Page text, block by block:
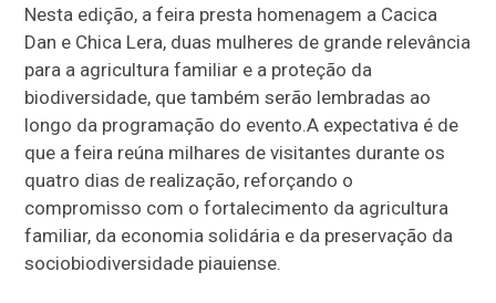
Nesta edição, a feira presta homenagem a Cacica
Dan e Chica Lera, duas mulheres de grande relevância
para a agricultura familiar e a proteção da
biodiversidade, que também serão lembradas ao
longo da programação do evento.A expectativa é de
que a feira reúna milhares de visitantes durante os
quatro dias de realização, reforçando o
compromisso com o fortalecimento da agricultura
familiar, da economia solidária e da preservação da
sociobiodiversidade piauiense.